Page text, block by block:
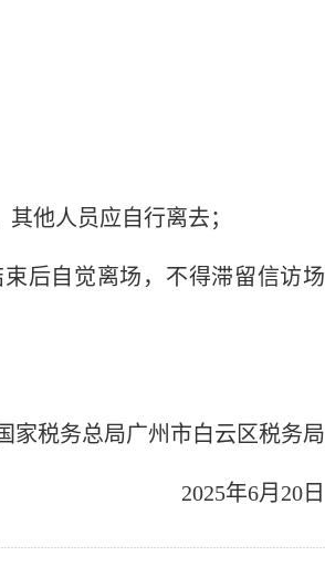
其他人员应自行离去；
后自觉离场，不得滞留信访场
家税务总局广州市白云区税务局
2025年6月 20 日